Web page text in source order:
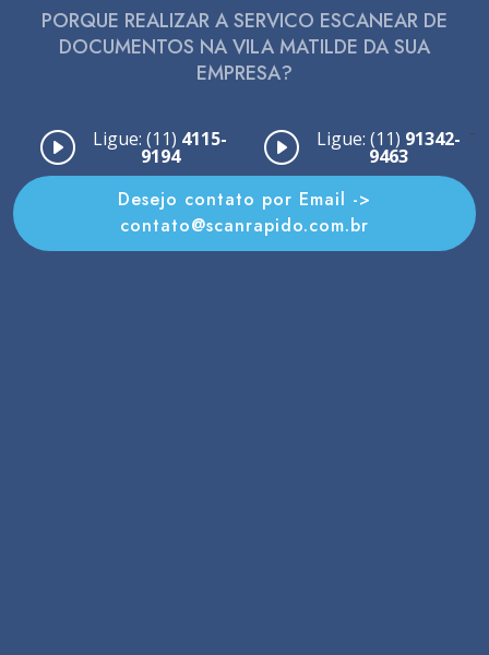
PORQUE REALIZAR A SERVICO ESCANEAR DE
DOCUMENTOS NA VILA MATILDE DA SUA
EMPRESA?
Ligue: (11) 4115-
9194
Ligue: (11) 91342-
9463
-
Desejo contato por Email ->
contato@scanrapido.com.br